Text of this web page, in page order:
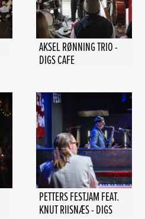
AKSEL RØNNING TRIO -
DIGS CAFE
PETTERS FESTJAM FEAT.
KNUT RIISNÆS - DIGS